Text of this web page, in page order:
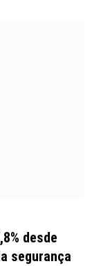
desde
segurança